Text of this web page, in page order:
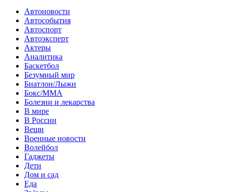
Автоновости
Автособытия
Автоспорт
Автоэксперт
Актеры
Аналитика
Баскетбол
Безумный мир
Биатлон/Лыжи
Бокс/MMA
Болезни и лекарства
В мире
В России
Вещи
Военные новости
Волейбол
Гаджеты
Дети
Дом и сад
Еда